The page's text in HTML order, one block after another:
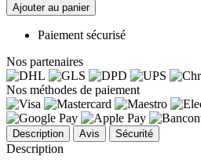
Ajouter au panier
Paiement sécurisé
Nos partenaires
Nos méthodes de paiement
Description Avis Sécurité
Description